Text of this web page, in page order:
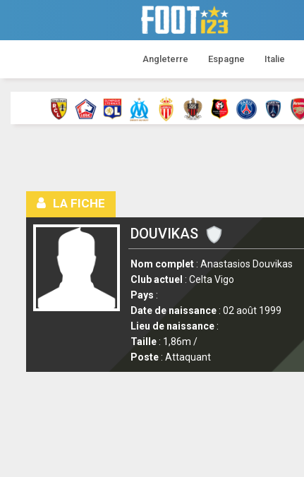
Angleterre Espagne Italie
LA FICHE
DOUVIKAS
Nom complet : Anastasios Douvikas
Club actuel : Celta Vigo
Pays :
Date de naissance: 02 août 1999
Lieu de naissance:
Taille: 1,86m /
Poste: Attaquant